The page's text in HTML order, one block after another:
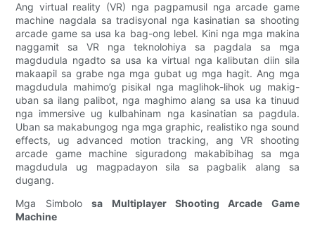
Ang virtual reality (VR) nga pagpamusil nga arcade game
machine nagdala sa tradisyonal nga kasinatian sa shooting
arcade game sa usa ka bag-ong lebel. Kini nga mga makina
naggamit sa VR nga teknolohiya sa pagdala sa mga
magdudula ngadto sa usa ka virtual nga kalibutan diin sila
makaapil sa grabe nga mga gubat ug mga hagit. Ang mga
magdudula mahimo’g pisikal nga maglihok-lihok ug makig-
uban sa ilang palibot, nga maghimo alang sa usa ka tinuud
nga immersive ug kulbahinam nga kasinatian sa pagdula.
Uban sa makabungog nga mga graphic, realistiko nga sound
effects, ug advanced motion tracking, ang VR shooting
arcade game machine siguradong makabibihag sa mga
magdudula ug magpadayon sila sa pagbalik alang sa
dugang.
Mga Simbolosa Multiplayer Shooting Arcade Game
Machine